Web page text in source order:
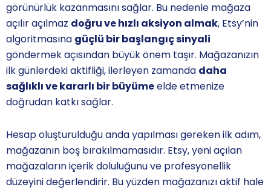
görünürlük kazanmasını sağlar. Bu nedenle mağaza
açılır açılmaz doğru ve hızlı aksiyon almak, Etsy’nin
algoritmasına güçlü bir başlangıç sinyali
göndermek açısından büyük önem taşır. Mağazanızın
ilk günlerdeki aktifliği, ilerleyen zamanda daha
sağlıklı ve kararlı bir büyümeelde etmenize
doğrudan katkı sağlar.
Hesap oluşturulduğu anda yapılması gereken ilk adım,
mağazanın boş bırakılmamasıdır. Etsy, yeni açılan
mağazaların içerik doluluğunu ve profesyonellik
düzeyini değerlendirir. Bu yüzden mağazanızı aktif hale